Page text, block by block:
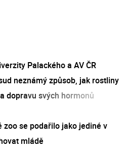
Palackého a AV ČR
neznámý způsob, jak rostliny
dopravu svých hormonů
zoo se podařilo jako jediné v
mládě